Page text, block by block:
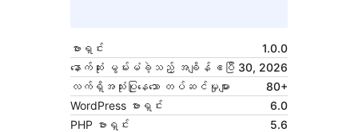
ဗားရှင်း
1.0.0
နောက်ဆုံး မွမ်းမံခဲ့သည့် အချိန် ဧပြီ 30, 2026
လက်ရှိအသုံးပြုနေသော တပ်ဆင်မှုများ
80+
WordPress ဗားရှင်း
6.0
PHP ဗားရှင်း
5.6